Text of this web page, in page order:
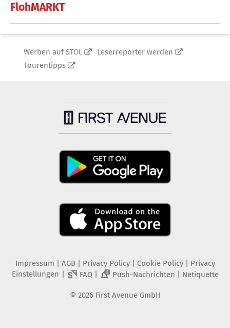
FlohMARKT
Werben auf STOL
Leserreporter werden
Tourentipps
Impressum | AGB | Privacy Policy| Cookie Policy| Privacy
Einstellungen | FAQ| 2 Push-Nachrichten | Netiquette
© 2026 First Avenue GmbH